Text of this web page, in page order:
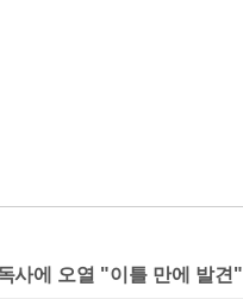
사에 오열 "이틀 만에 발견"